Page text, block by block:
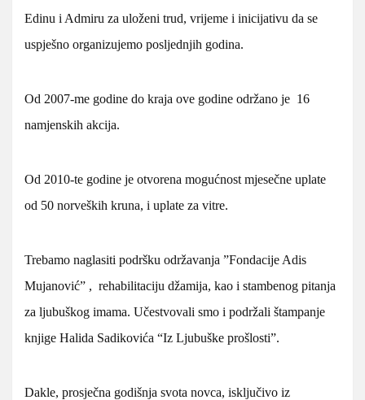
Edinu i Admiru za uloženi trud, vrijeme i inicijativu da se
uspješno organizujemo posljednjih godina.
Od 2007-me godine do kraja ove godine održano je 16
namjenskih akcija.
Od 2010-te godine je otvorena mogućnost mjesečne uplate
od 50 norveških kruna, i uplate za vitre.
Trebamo naglasiti podršku održavanja ”Fondacije Adis
Mujanović” , rehabilitaciju džamija, kao i stambenog pitanja
za ljubuškog imama. Učestvovali smo i podržali štampanje
knjige Halida Sadikovića “Iz Ljubuške prošlosti”.
Dakle, prosječna godišnja svota novca, isključivo iz